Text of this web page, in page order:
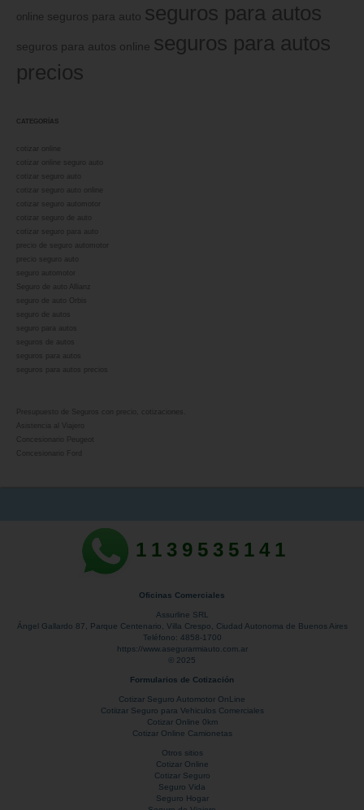
online seguros para auto seguros para autos
seguros para autos online seguros para autos
precios
CATEGORÍAS
cotizar online
cotizar online seguro auto
cotizar seguro auto
cotizar seguro auto online
cotizar seguro automotor
cotizar seguro de auto
cotizar seguro para auto
Seguro de auto Allianz
Presupuesto de Seguros con precio, cotizaciones.
1139535141
Oficinas Comerciales
Assurline SRL
Ángel Gallardo 87 , Parque Centenario, Villa Crespo
Ciudad Autonoma de Buenos Aires
Teléfono: 4858-1700
https://www.asegurarmiauto.com.ar
© 2025
Formularios de Cotización
Cotizar Seguro Automotor OnLine
Cotiizar Seguro para Vehiculos Comerciales
Cotizar Online 0km
Cotizar Online Camionetas
Otros sitios
Cotizar Online
Cotizar Seguro
Seguro Vida
Seguro Hogar